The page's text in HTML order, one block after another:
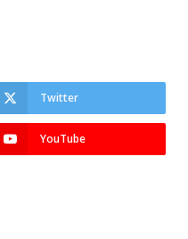
Twitter
YouTube